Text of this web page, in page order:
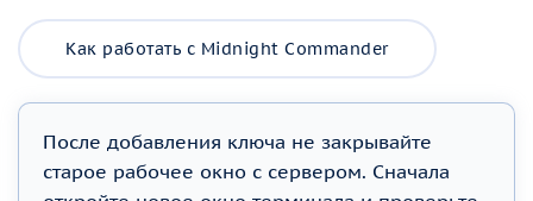
Как работать с Midnight Commander
После добавления ключа не закрывайте
старое рабочее окно с сервером. Сначала